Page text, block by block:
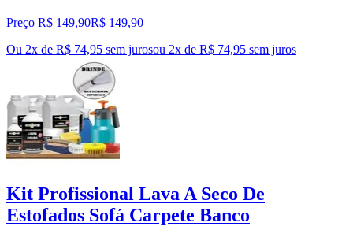
Preço R$ 149,90R$ 149,90
Ou 2x de R$ 74,95 sem jurosou 2x de R$ 74,95 sem juros
Kit Profissional Lava A Seco De
Estofados Sofá Carpete Banco